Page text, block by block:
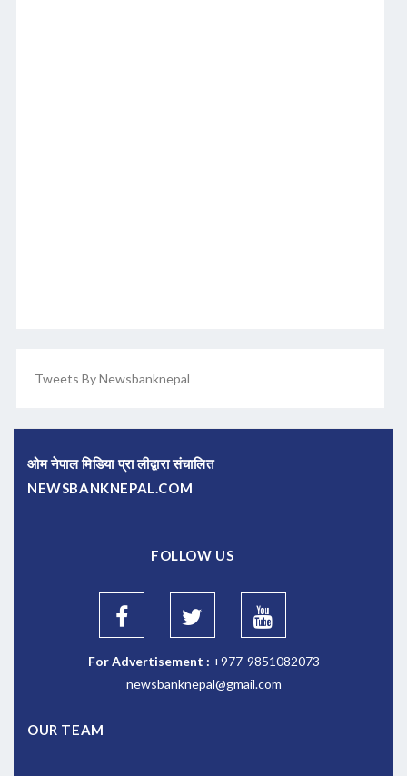
Tweets By Newsbanknepal
ओम नेपाल मिडिया प्रा लीद्वारा संचालित
NEWSBANKNEPAL.COM
FOLLOW US
For Advertisement : +977-9851082073
newsbanknepal@gmail.com
OUR TEAM